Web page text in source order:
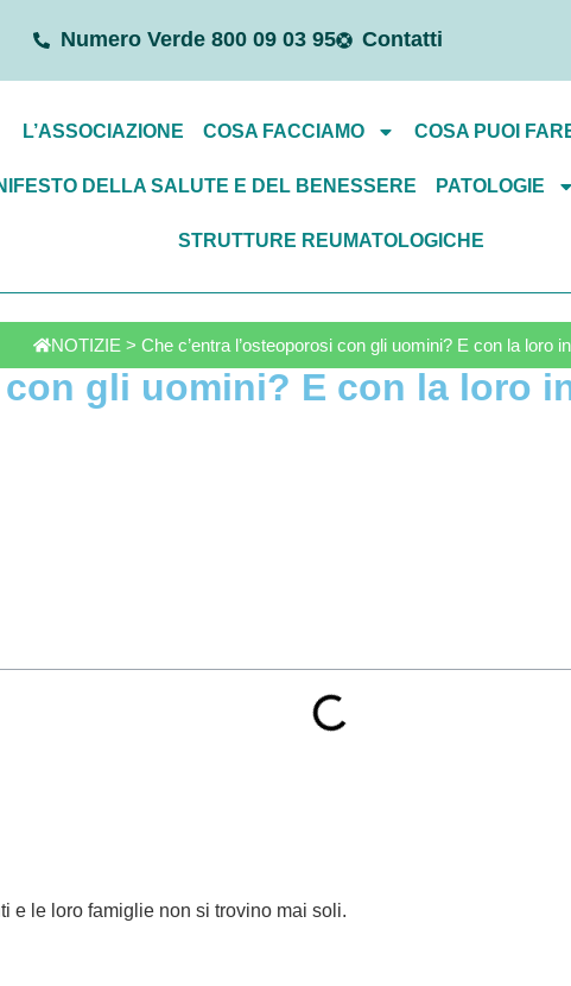
Numero Verde 800 09 03 95 Contatti
L’ASSOCIAZIONE COSA FACCIAMO COSA PUOI
DELLA SALUTE E DEL BENESSERE PATOLOGIE
STRUTTURE REUMATOLOGICHE
NOTIZIE > Che c’entra l’osteoporosi con gli uomini? E con la loro
con gli uomini? E con la loro
e le loro famiglie non si trovino mai soli.